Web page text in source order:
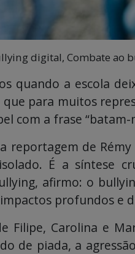
digital, Combate ao
quando a escola
para muitos
com a frase “batam-
reportagem de
É a síntese
afirmo: o
profundos e
Filipe, Carolina e
de piada, a